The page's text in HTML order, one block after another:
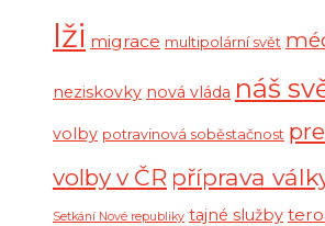
lži migrace multipolární svět
neziskovky nová vláda náš
volby potravinová soběstačnost
volby v ČR příprava
Setkání Nové republiky tajné služby